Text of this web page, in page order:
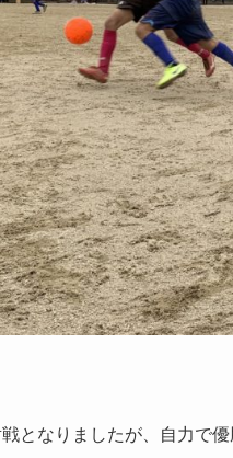
戦となりましたが、自力で